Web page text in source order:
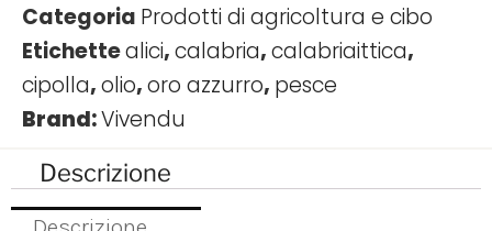
Categoria Prodotti di agricoltura e cibo
Etichettealici,calabria,calabriaittica,
cipolla,olio,oro azzurro, pesce
Brand:Vivendu
Descrizione